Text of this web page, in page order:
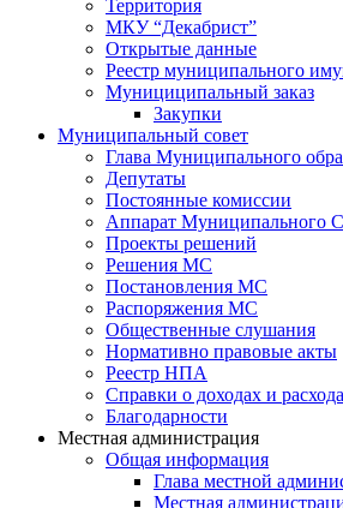
Территория
МКУ “Декабрист”
Открытые данные
Реестр муниципального
Мунициципальный заказ
Закупки
Муниципальный совет
Глава Муниципального
Депутаты
Постоянные комиссии
Аппарат Муниципального
Проекты решений
Решения МС
Постановления МС
Распоряжения МС
Общественные слушания
Нормативно правовые акты
Реестр НПА
Справки о доходах и
Благодарности
Местная администрация
Общая информация
Глава местной
Местная